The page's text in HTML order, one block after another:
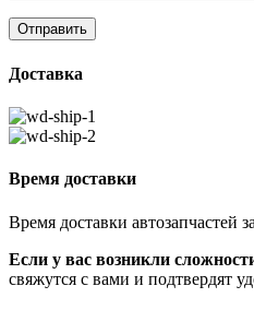
Доставка
Время доставки
Время доставки автозапчастей
Если у вас возникли
свяжутся с вами и подтвердят